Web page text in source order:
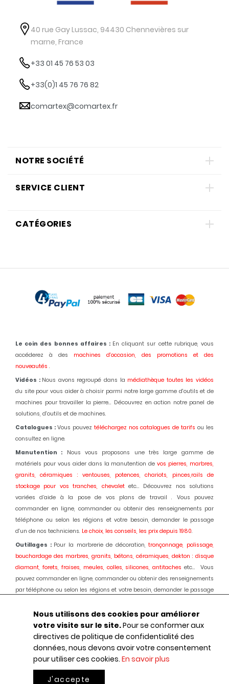
40 rue Gay Lussac, 94430 Chennevières sur
marne, France
+33 01 45 76 53 03
+33(0)1 45 76 76 82
comartex@comartex.fr
NOTRE SOCIÉTÉ
SERVICE CLIENT
CATÉGORIES
Le coin des bonnes affaires : En cliquant sur cette rubrique, vous
accéderez à des machines d'occasion, des promotions et des
nouveautés .
Vidéos : Nous avons regroupé dans la médiathèque toutes les vidéos
du site pour vous aider à choisir parmi notre large gamme d'outils et de
machines pour travailler la pierre... Découvrez en action notre panel de
solutions, d'outils et de machines.
Catalogues : Vous pouvez téléchargez nos catalogues de tarifs ou les
consultez en ligne.
Manutention : Nous vous proposons une très large gamme de
matériels pour vous aider dans la manutention devos pierres, marbres,
granits, céramiques : ventouses, potences, chariots, pinces,rails de
stockage pour vos tranches, chevalet etc... Découvrez nos solutions
variées d’aide à la pose de vos plans de travail . Vous pouvez
commander en ligne, commander ou obtenir des renseignements par
téléphone ou selon les régions et votre besoin, demander le passage
d'un de nos techniciens. Le choix, les conseils, les prix depuis 1980.
Outillages : Pour la marbrerie de décoration,tronçonnage, polissage,
bouchardage des marbres, granits, bétons, céramiques, dekton : disque
diamant, forets, fraises, meules, colles, silicones, antitaches etc... Vous
pouvez commander en ligne, commander ou obtenir des renseignements
par téléphone ou selon les régions et votre besoin, demander le passage
Machines : Pour la marbrerie de décoration, usinage et polissage des
marbres, granits, bétons, céramiques, dekton :Débiteuses, découpes jet
d'eau, polissage automatique des chants, centres d'usinages 3 et 5 axes,
robot, fil diamant, traitement des boues, aspiration des poussières,
ponçage de sols marbres et granits, équipements portatifs en
pneumatiqueetc... : Une offre globale au service de votre activité.
le conseil, les prix, depuis 1980.
Nous utilisons des cookies pour améliorer
votre visite sur le site.Pour se conformer aux
directives de politique de confidentialité des
données, nous devons avoir votre consentement
pour utiliser ces cookies. En savoir plus
J'accepte